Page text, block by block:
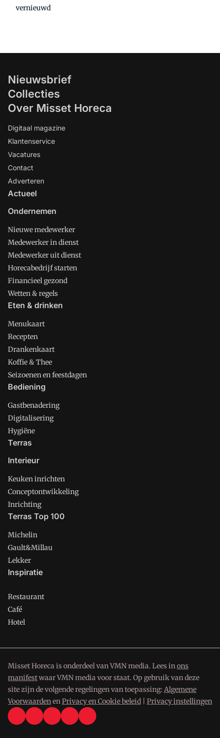
vernieuwd
Nieuwsbrief
Collecties
Over Misset Horeca
Digitaal magazine
Klantenservice
Vacatures
Contact
Adverteren
Actueel
Ondernemen
Nieuwe medewerker
Medewerker in dienst
Medewerker uit dienst
Horecabedrijf starten
Financieel gezond
Wetten & regels
Eten & drinken
Menukaart
Recepten
Drankenkaart
Koffie & Thee
Seizoenen en feestdagen
Bediening
Gastbenadering
Digitalisering
Hygiëne
Terras
Interieur
Keuken inrichten
Conceptontwikkeling
Inrichting
Terras Top 100
Michelin
Gault&Millau
Lekker
Inspiratie
Restaurant
Café
Hotel
Misset Horeca is onderdeel van VMN media. Lees inons
manifestwaar VMN media voor staat. Op gebruik van deze
site zijn de volgende regelingen van toepassing: Algemene
VoorwaardenenPrivacy en Cookie beleid Privacy instellingen